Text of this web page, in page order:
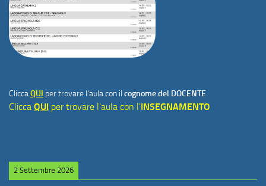
CliccaQUI per trovare l'aula con il cognome del DOCENTE
Clicca QUI per trovare l'aula con l'INSEGNAMENTO
2 Settembre 2026